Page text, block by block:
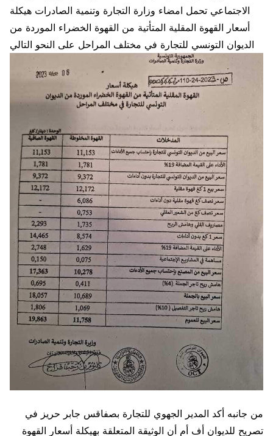
الاجتماعي تحمل امضاء وزارة التجارة وتنمية الصادرات هيكلة
أسعار القهوة المقلية المتأتية من القهوة الخضراء الموردة من
الديوان التونسي للتجارة في مختلف المراحل على النحو التالي
من جانبه أكد المدير الجهوي للتجارة بصفاقس جابر حريز في
تصريح للديوان أف أم أن الوثيقة المتعلقة بهيكلة أسعار القهوة